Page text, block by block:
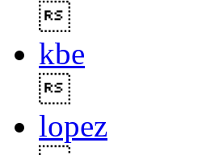
kbe
lopez